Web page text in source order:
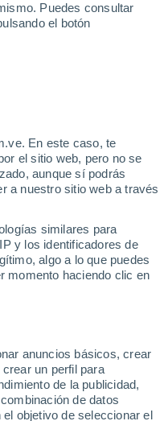
Puedes consultar
el botón
En este caso, te
el sitio web, pero no se
aunque sí podrás
a nuestro sitio web a través
similares para
y los identificadores de
algo a lo que puedes
momento haciendo clic en
anuncios básicos, crear
un perfil para
de la publicidad,
de datos
objetivo de seleccionar el
GEOP. 500 HPA |
VIENTO 10M |